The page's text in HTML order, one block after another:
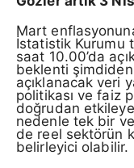
Mart
İstatistik Kurumu
saat 10.00’da
beklenti
açıklanacak veri
politikası ve faiz
doğrudan
nedenle tek bir
de reel sektörün
belirleyici olabilir.